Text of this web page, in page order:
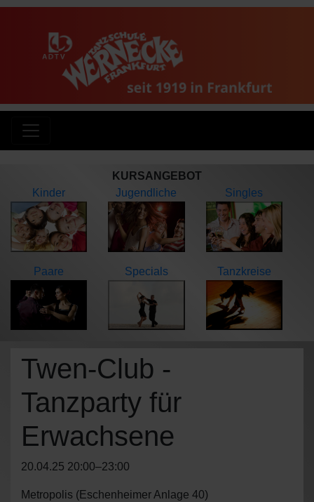
KURSANGEBOT
Kinder
Jugendliche Singles
Paare Specials Tanzkreise
Twen-Club -
Tanzparty für
Erwachsene
20.04.25 20:00–23:00
Metropolis (Eschenheimer Anlage 40)